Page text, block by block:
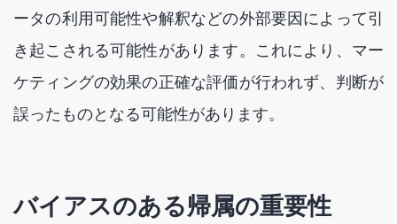
ータの利用可能性や解釈などの外部要因によって引
き起こされる可能性があります。これにより、マー
ケティングの効果の正確な評価が行われず、判断が
誤ったものとなる可能性があります。
バイアスのある帰属の重要性